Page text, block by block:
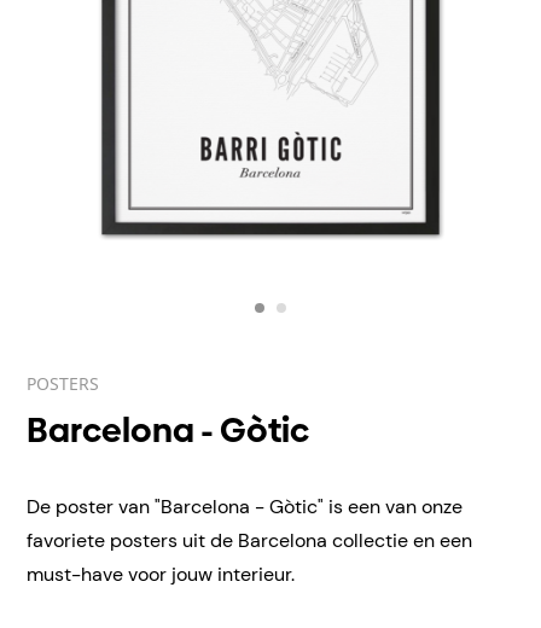
POSTERS
Barcelona - Gòtic
De poster van "Barcelona - Gòtic" is een van onze
favoriete posters uit de Barcelona collectie en een
must-have voor jouw interieur.